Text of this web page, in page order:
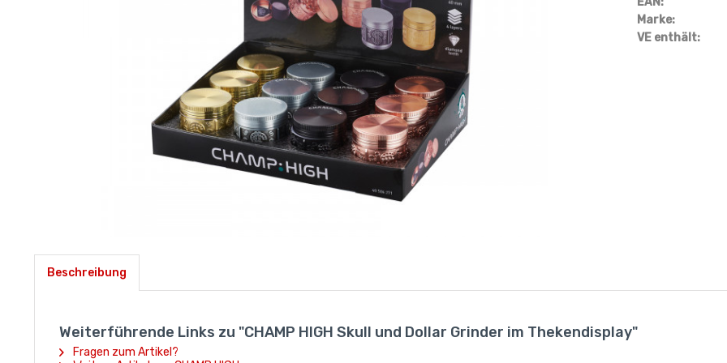
Marke:
VE enthält:
Beschreibung
Weiterführende Links zu "CHAMP HIGH Skull und Dollar Grinder im Thekendisplay"
Fragen zum Artikel?